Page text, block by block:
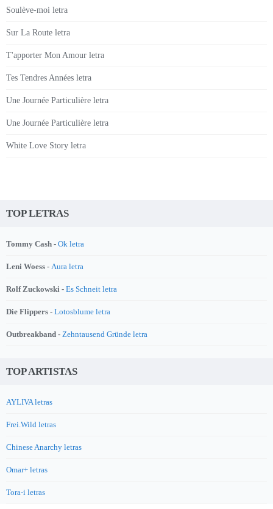
Soulève-moi letra
Sur La Route letra
T'apporter Mon Amour letra
Tes Tendres Années letra
Une Journée Particulière letra
Une Journée Particulière letra
White Love Story letra
TOP LETRAS
Tommy Cash - Ok letra
Leni Woess - Aura letra
Rolf Zuckowski - Es Schneit letra
Die Flippers - Lotosblume letra
Outbreakband - Zehntausend Gründe letra
TOP ARTISTAS
AYLIVA letras
Frei.Wild letras
Chinese Anarchy letras
Omar+ letras
Tora-i letras